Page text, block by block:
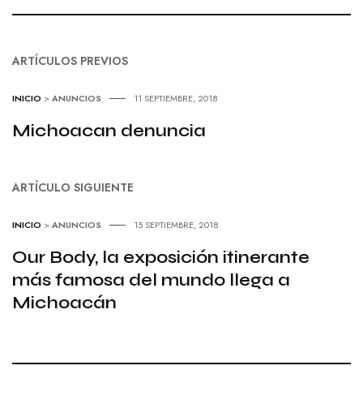
ARTÍCULOS PREVIOS
INICIO >ANUNCIOS 11 SEPTIEMBRE, 2018
Michoacan denuncia
ARTÍCULO SIGUIENTE
INICIO >ANUNCIOS 15 SEPTIEMBRE, 2018
Our Body, la exposición itinerante
más famosa del mundo llega a
Michoacán